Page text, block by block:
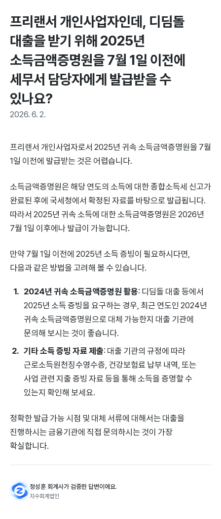
프리랜서 개인사업자인데, 디딤돌
대출을 받기 위해 2025년
소득금액증명원을 7월 1일 이전에
세무서 담당자에게 발급받을 수
있나요?
2026. 6. 2.
프리랜서 개인사업자로서 2025년 귀속 소득금액증명원을 7월
1일 이전에 발급받는 것은 어렵습니다.
소득금액증명원은 해당 연도의 소득에 대한 종합소득세 신고가
완료된 후에 국세청에서 확정된 자료를 바탕으로 발급됩니다.
따라서 2025년 귀속 소득에 대한 소득금액증명원은 2026년
7월 1일 이후에나 발급이 가능합니다.
만약 7월 1일 이전에 2025년 소득 증빙이 필요하시다면,
다음과 같은 방법을 고려해 볼 수 있습니다.
2024년 귀속 소득금액증명원 활용: 디딤돌 대출 등에서
2025년 소득 증빙을 요구하는 경우, 최근 연도인 2024년
귀속 소득금액증명원으로 대체 가능한지 대출 기관에
문의해 보시는 것이 좋습니다.
기타 소득 증빙 자료 제출: 대출 기관의 규정에 따라
근로소득원천징수영수증, 건강보험료 납부 내역, 또는
사업 관련 지출 증빙 자료 등을 통해 소득을 증명할 수
있는지 확인해 보세요.
정확한 발급 가능 시점 및 대체 서류에 대해서는 대출을
진행하시는 금융기관에 직접 문의하시는 것이 가장
확실합니다.
정성훈 회계사가 검증한 답변이에요.
지수회계법인